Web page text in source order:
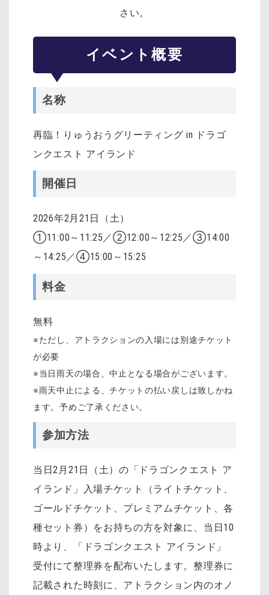
さい。
イベント概要
名称
再臨！りゅうおうグリーティング in ドラゴ
ンクエスト アイランド
開催日
2026年2月21日（土）
①11:00～11:25／②12:00～12:25／③14:00
～14:25／④15:00～15:25
料金
無料
※ただし、アトラクションの入場には別途チケット
が必要
※当日雨天の場合、中止となる場合がございます。
※雨天中止による、チケットの払い戻しは致しかね
ます。予めご了承ください。
参加方法
当日2月21日（土）の「ドラゴンクエスト ア
イランド」入場チケット（ライトチケット、
ゴールドチケット、プレミアムチケット、各
種セット券）をお持ちの方を対象に、当日10
時より、「ドラゴンクエスト アイランド」
受付にて整理券を配布いたします。整理券に
記載された時刻に、アトラクション内のオノ